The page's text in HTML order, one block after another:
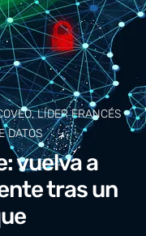
LÍDER FRANCÉS
DATOS
vuelva a
tras un